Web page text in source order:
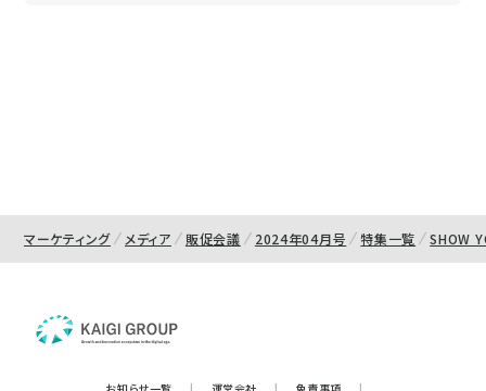
マーケティング メディア 販促会議 2024年04月号 特集一覧 SHOW